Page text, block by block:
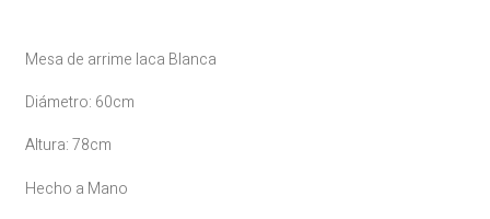
Mesa de arrime laca Blanca
Diámetro: 60cm
Altura: 78cm
Hecho a Mano